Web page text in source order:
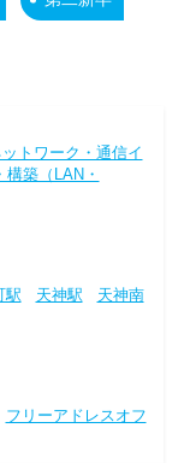
ットワーク・通信イ
築（LAN・
駅 天神駅
天神南
フリーアドレスオフ